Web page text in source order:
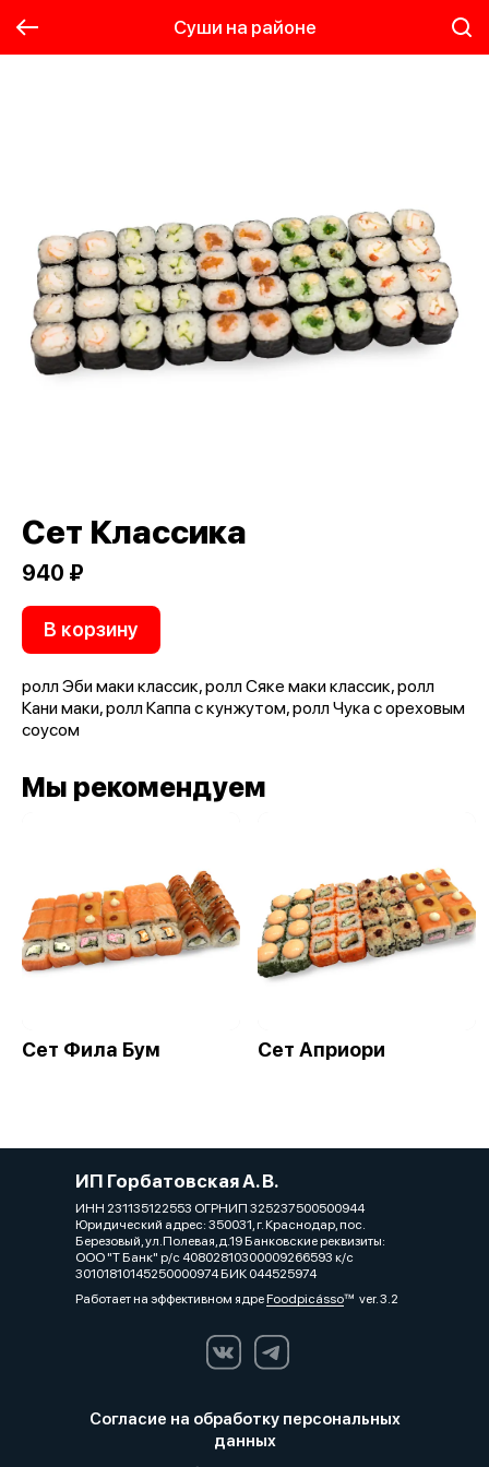
Суши на районе
Сет Классика
940 ₽
В корзину
ролл Эби маки классик, ролл Сяке маки классик, ролл
Кани маки, ролл Каппа с кунжутом, ролл Чука с ореховым
соусом
Мы рекомендуем
Сет Фила Бум Сет Априори
ИП Горбатовская А. В.
ИНН 231135122553 ОГРНИП 325237500500944
Юридический адрес: 350031, г. Краснодар, пос.
Березовый, ул.Полевая,д.19 Банковские реквизиты:
ООО "Т Банк" р/с 40802810300009266593 к/с
30101810145250000974 БИК 044525974
Работает на эффективном ядреFoodpicássover. 3.2
Согласие на обработку персональных
данных